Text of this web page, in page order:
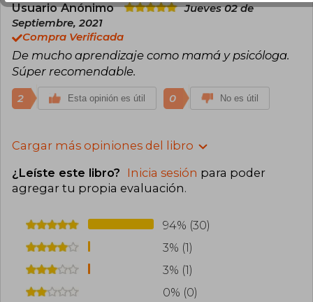
Usuario Anónimo
Jueves 02 de
Septiembre, 2021
Compra Verificada
De mucho aprendizaje como mamá y psicóloga.
Súper recomendable.
2 Esta opinión es útil 0 No es útil
Cargar más opiniones del libro
¿Leíste este libro? Inicia sesión para poder
agregar tu propia evaluación.
94% (30)
3% (1)
3% (1)
0% (0)